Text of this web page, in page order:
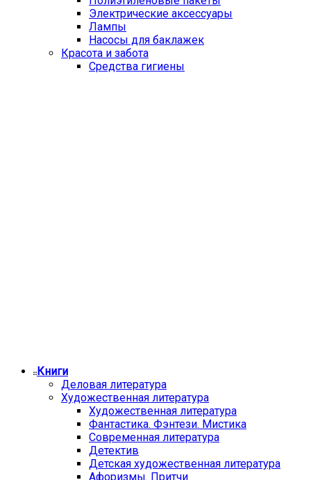
Электрические аксессуары
Лампы
Насосы для баклажек
Красота и забота
Средства гигиены
Книги
Деловая литература
Художественная литература
Художественная литература
Фантастика. Фэнтези. Мистика
Современная литература
Детектив
Детская художественная литература
Афоризмы. Притчи